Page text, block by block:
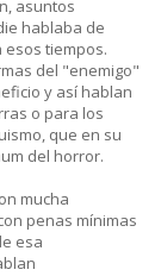
asuntos
hablaba de
tiempos.
del "enemigo"
y así hablan
o para los
que en su
del horror.
mucha
penas mínimas
esa